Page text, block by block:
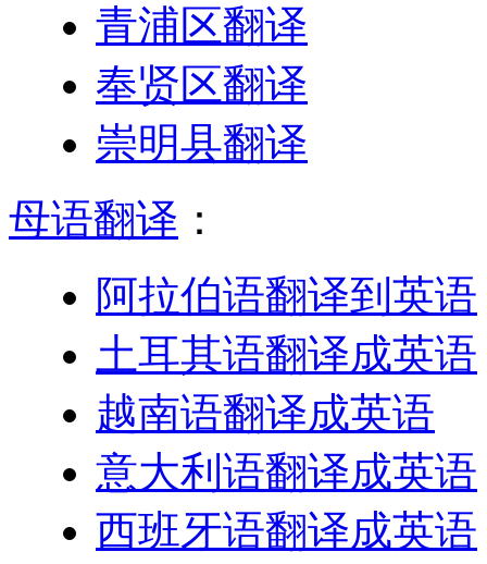
青浦区翻译
奉贤区翻译
崇明县翻译
母语翻译 ：
阿拉伯语翻译到英语
土耳其语翻译成英语
越南语翻译成英语
意大利语翻译成英语
西班牙语翻译成英语